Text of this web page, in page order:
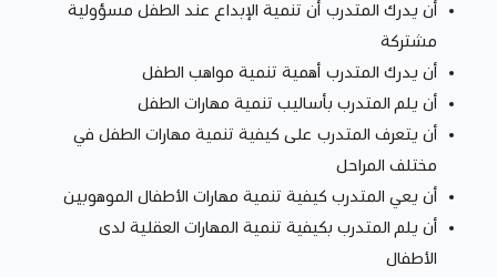
أن يدرك المتدرب أن تنمية الإبداع عند الطفل مسؤولية
مشتركة
أن يدرك المتدرب أهمية تنمية مواهب الطفل
أن يلم المتدرب بأساليب تنمية مهارات الطفل
أن يتعرف المتدرب على كيفية تنمية مهارات الطفل في
مختلف المراحل
أن يعي المتدرب كيفية تنمية مهارات الأطفال الموهوبين
أن يلم المتدرب بكيفية تنمية المهارات العقلية لدى
الأطفال